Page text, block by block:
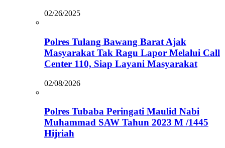
02/26/2025
Polres Tulang Bawang Barat Ajak
Masyarakat Tak Ragu Lapor Melalui Call
Center 110, Siap Layani Masyarakat
02/08/2026
Polres Tubaba Peringati Maulid Nabi
Muhammad SAW Tahun 2023 M /1445
Hijriah